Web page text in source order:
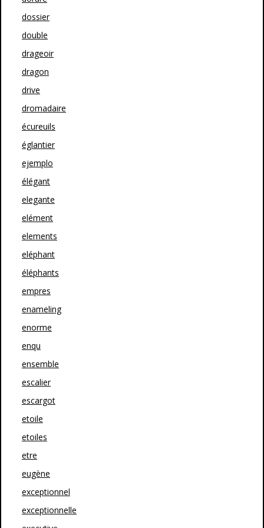
dossier
double
drageoir
dragon
drive
dromadaire
écureuils
églantier
ejemplo
élégant
elegante
elément
elements
eléphant
éléphants
empres
enameling
enorme
enqu
ensemble
escalier
escargot
etoile
etoiles
etre
eugène
exceptionnel
exceptionnelle